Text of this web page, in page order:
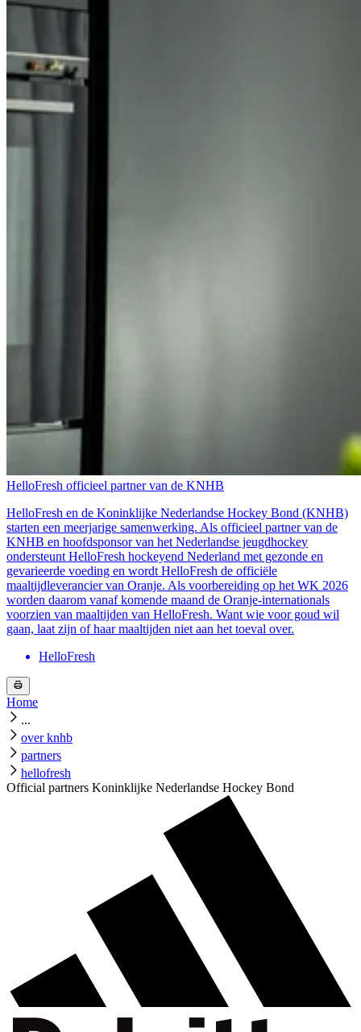
HelloFresh officieel partner van de KNHB
HelloFresh en de Koninklijke Nederlandse Hockey Bond (KNHB)
starten een meerjarige samenwerking. Als officieel partner van de
KNHB en hoofdsponsor van het Nederlandse jeugdhockey
ondersteunt HelloFresh hockeyend Nederland met gezonde en
gevarieerde voeding en wordt HelloFresh de officiële
maaltijdleverancier van Oranje. Als voorbereiding op het WK 2026
worden daarom vanaf komende maand de Oranje-internationals
voorzien van maaltijden van HelloFresh. Want wie voor goud wil
gaan, laat zijn of haar maaltijden niet aan het toeval over.
HelloFresh
Home
...
over knhb
partners
hellofresh
Official partners Koninklijke Nederlandse Hockey Bond